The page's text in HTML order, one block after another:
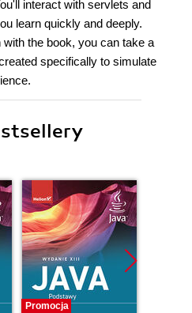
interact with servlets and
learn quickly and deeply.
the book, you can take a
specifically to simulate
Promocja